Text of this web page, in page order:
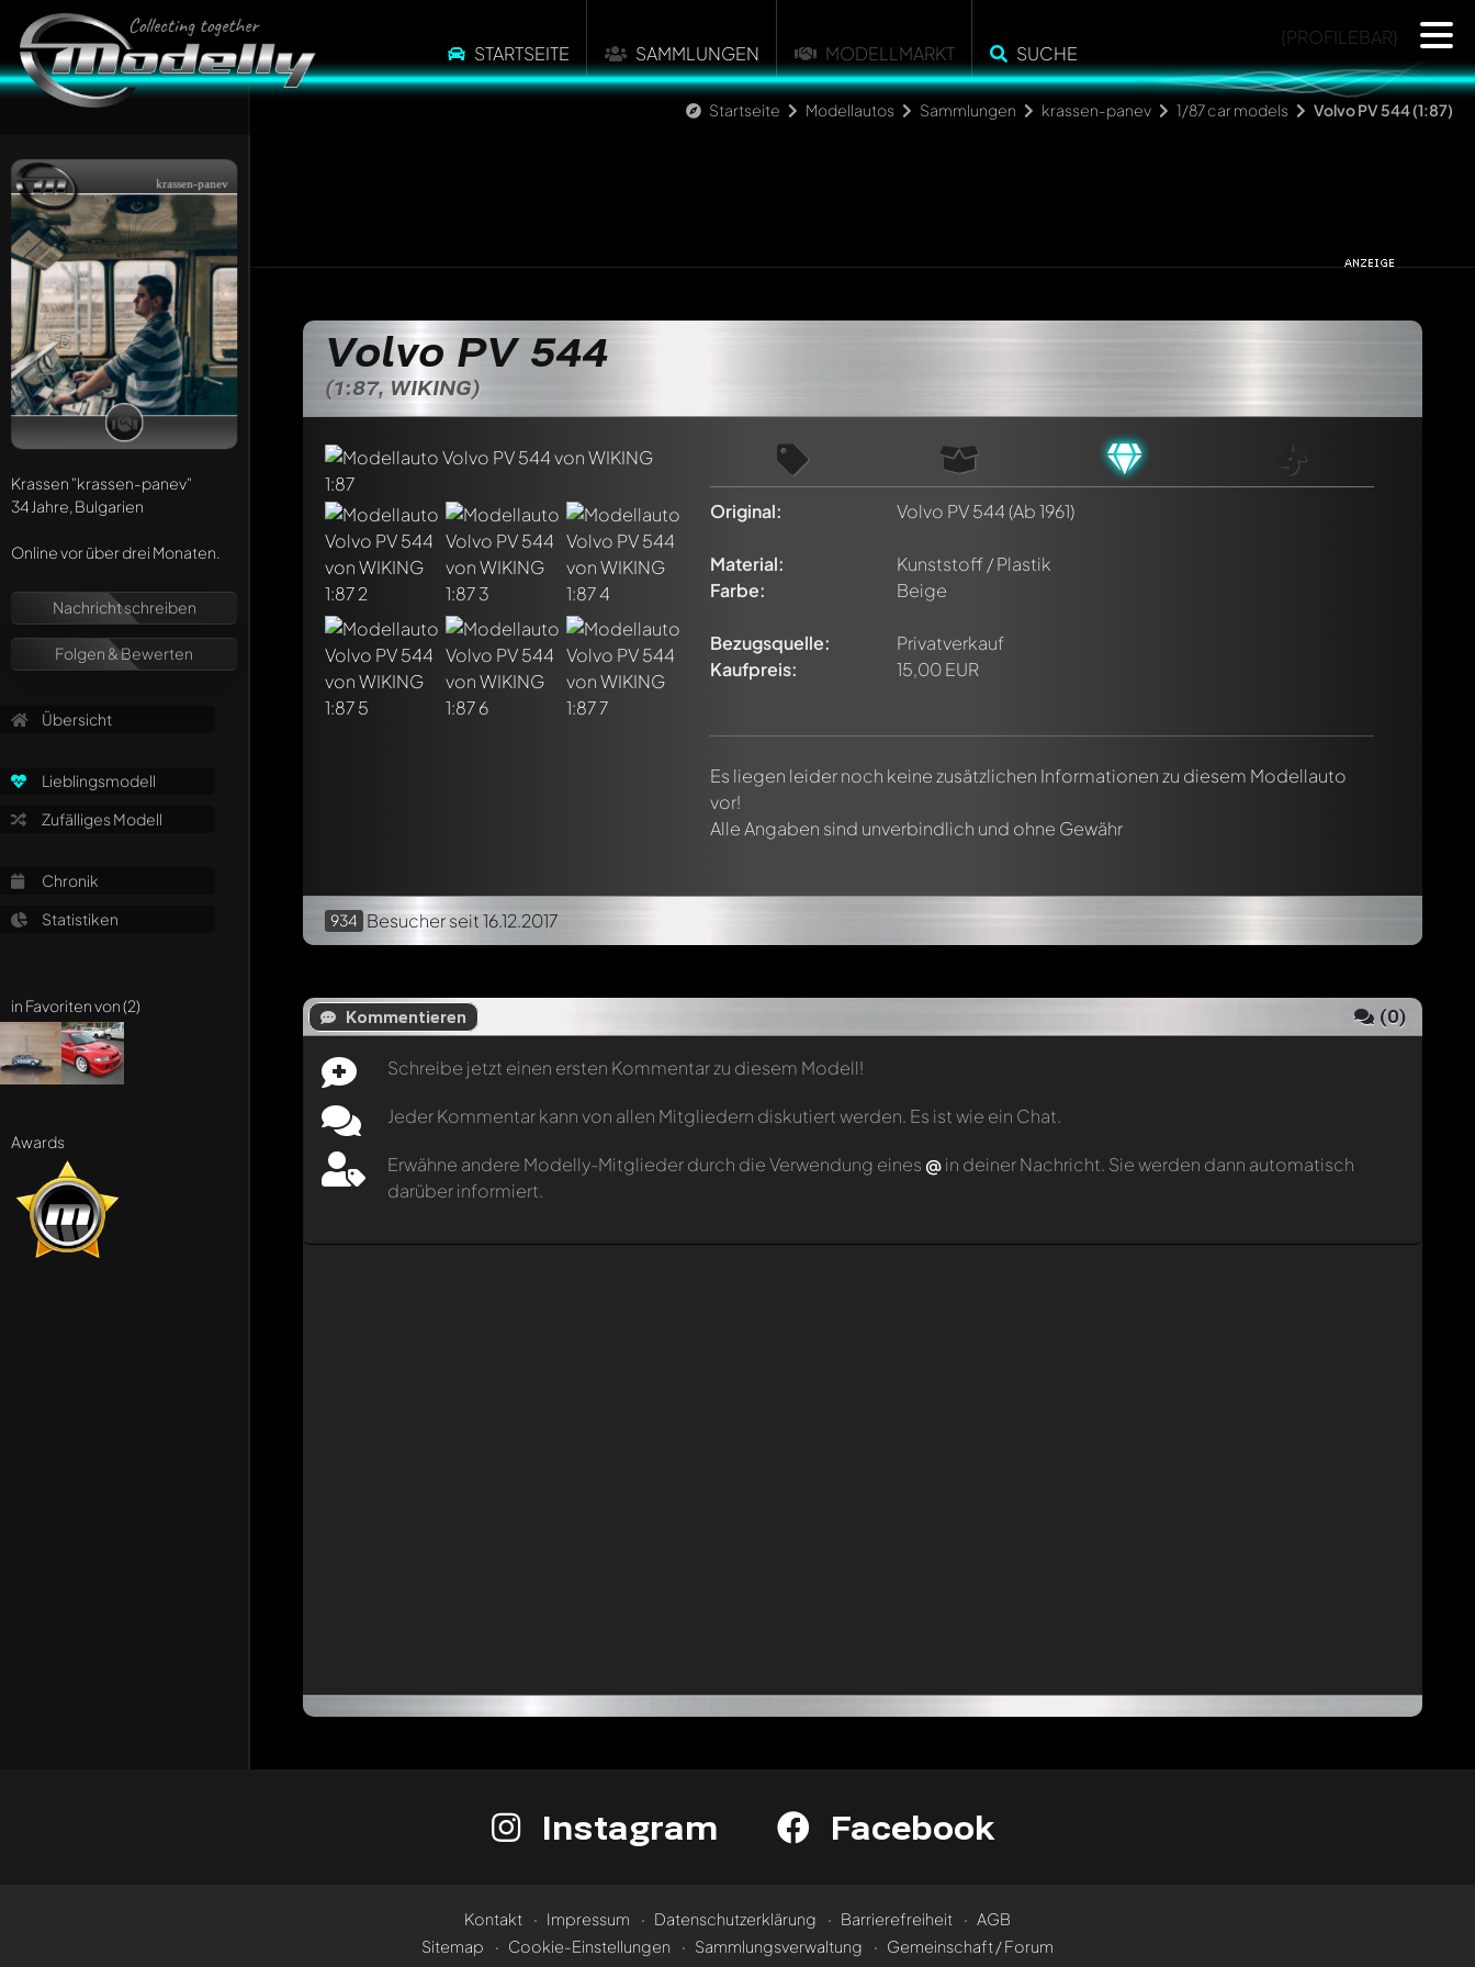
STARTSEITE SAMMLUNGEN MODELLMARKT SUCHE
{PROFILEBAR}
Startseite Modellautos Sammlungen krassen-panev 1/87 car models Volvo PV 544 (1:87)
krassen-panev
Krassen "krassen-panev"
34 Jahre, Bulgarien
Online vor über drei Monaten.
Nachricht schreiben
Folgen & Bewerten
Übersicht
Lieblingsmodell
Zufälliges Modell
Chronik
Statistiken
in Favoriten von (2)
Awards
Volvo PV 544
(1:87, WIKING)
Original: Volvo PV 544(Ab 1961)
Material:
Kunststoff / Plastik
Farbe:
Beige
Bezugsquelle:
Privatverkauf
Kaufpreis:
15,00 EUR
Es liegen leider noch keine zusätzlichen Informationen zu diesem Modellauto
vor!
Alle Angaben sind unverbindlich und ohne Gewähr
934 Besucherseit 16.12.2017
Kommentieren (0)
Schreibe jetzt einen ersten Kommentar zu diesem Modell!
Jeder Kommentar kann von allen Mitgliedern diskutiert werden. Es ist wie ein Chat.
Erwähne andere Modelly-Mitglieder durch die Verwendung eines @in deiner Nachricht. Sie werden dann automatisch
darüber informiert.
Erwähne andere Modelly-Mitglieder durch die Verwendung eines
in deiner Nachricht. Sie werden dann automatisch darüber informiert.
Instagram Facebook
Kontakt Impressum Datenschutzerklärung Barrierefreiheit
AGB
Sitemap
Cookie-Einstellungen Sammlungsverwaltung Gemeinschaft / Forum